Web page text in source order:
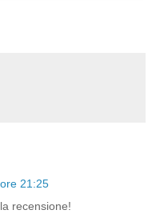
21:25
recensione!